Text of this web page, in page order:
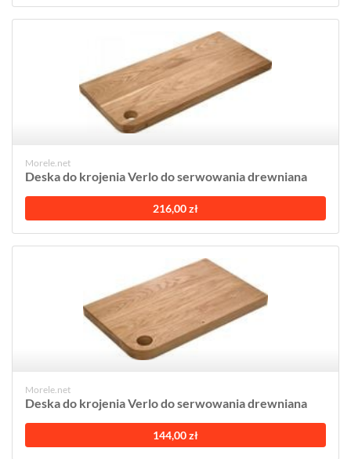
Morele.net
Deska do krojenia Verlo do serwowania drewniana
216,00 zł
Morele.net
Deska do krojenia Verlo do serwowania drewniana
144,00 zł